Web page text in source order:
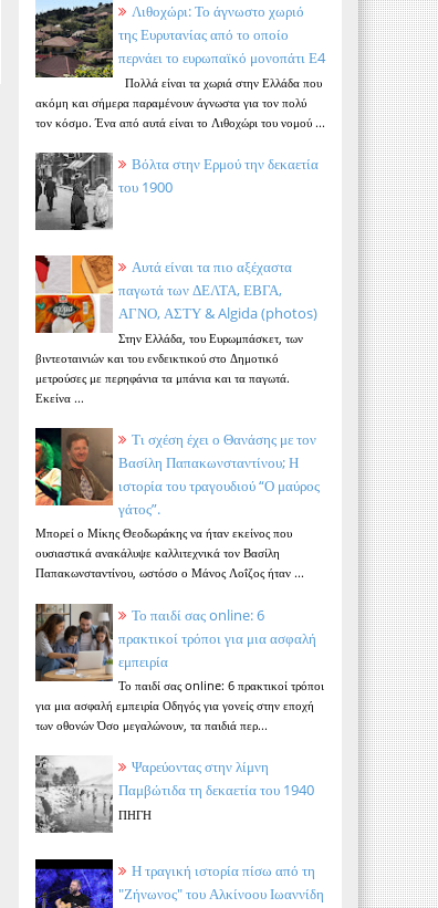
Λιθοχώρι: Το άγνωστο χωριό
της Ευρυτανίας από το οποίο
περνάει το ευρωπαϊκό μονοπάτι Ε4
Πολλά είναι τα χωριά στην Ελλάδα που
ακόμη και σήμερα παραμένουν άγνωστα για τον πολύ
τον κόσμο. Ένα από αυτά είναι το Λιθοχώρι του νομού ...
Βόλτα στην Ερμού την δεκαετία
του 1900
Αυτά είναι τα πιο αξέχαστα
παγωτά των ΔΕΛΤΑ, ΕΒΓΑ,
ΑΓΝΟ, ΑΣΤΥ & Algida (photos)
Στην Ελλάδα, του Ευρωμπάσκετ, των
βιντεοταινιών και του ενδεικτικού στο Δημοτικό
μετρούσες με περηφάνια τα μπάνια και τα παγωτά.
Εκείνα ...
Τι σχέση έχει ο Θανάσης με τον
Βασίλη Παπακωνσταντίνου; Η
ιστορία του τραγουδιού “Ο μαύρος
γάτος”.
Μπορεί ο Μίκης Θεοδωράκης να ήταν εκείνος που
ουσιαστικά ανακάλυψε καλλιτεχνικά τον Βασίλη
Παπακωνσταντίνου, ωστόσο ο Μάνος Λοΐζος ήταν ...
Το παιδί σας online: 6
πρακτικοί τρόποι για μια ασφαλή
εμπειρία
Το παιδί σας online: 6 πρακτικοί τρόποι
για μια ασφαλή εμπειρία Οδηγός για γονείς στην εποχή
των οθονών Όσο μεγαλώνουν, τα παιδιά περ...
Ψαρεύοντας στην λίμνη
Παμβώτιδα τη δεκαετία του 1940
ΠΗΓΗ
Η τραγική ιστορία πίσω από τη
"Ζήνωνος" του Αλκίνοου Ιωαννίδη